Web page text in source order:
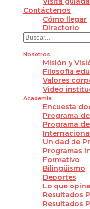
Contáctenos
Cómo llegar
Directorio
Nosotros
Misión y
Filosofía
Valores
Video
Academia
Encuesta
Programa
Programa
Unidad de
Programas
Formativo
Bilingüismo
Deportes
Lo que
Resultados
Resultados